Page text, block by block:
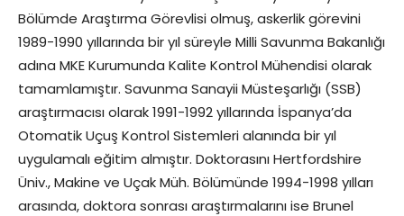
Bölümde Araştırma Görevlisi olmuş, askerlik görevini
1989-1990 yıllarında bir yıl süreyle Milli Savunma Bakanlığı
adına MKE Kurumunda Kalite Kontrol Mühendisi olarak
tamamlamıştır. Savunma Sanayii Müsteşarlığı (SSB)
araştırmacısı olarak 1991-1992 yıllarında İspanya’da
Otomatik Uçuş Kontrol Sistemleri alanında bir yıl
uygulamalı eğitim almıştır. Doktorasını Hertfordshire
Üniv., Makine ve Uçak Müh. Bölümünde 1994-1998 yılları
arasında, doktora sonrası araştırmalarını ise Brunel